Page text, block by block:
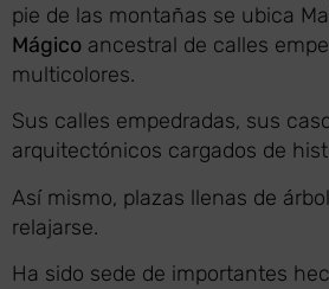
pie de las montañas se ubica
Mágico ancestral de calles
multicolores.
Sus calles empedradas, sus
arquitectónicos cargados de
Así mismo, plazas llenas de
relajarse.
Ha sido sede de importantes